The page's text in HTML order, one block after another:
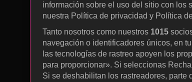
información sobre el uso del sitio con los
nuestra Política de privacidad y Política
Tanto nosotros como nuestros 1015
navegación o identificadores únicos, en
las tecnologías de rastreo apoyen los
para proporcionar». Si seleccionas
Si se deshabilitan los rastreadores,